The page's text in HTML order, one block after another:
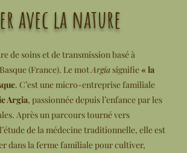
avec la nature
de soins et de transmission basé à
(France). Le motArgiasignifie« la
. C’est une micro-entreprise familiale
Argia, passionnée depuis l’enfance par les
Après un parcours tourné vers
de la médecine traditionnelle, elle est
dans la ferme familiale pour cultiver,